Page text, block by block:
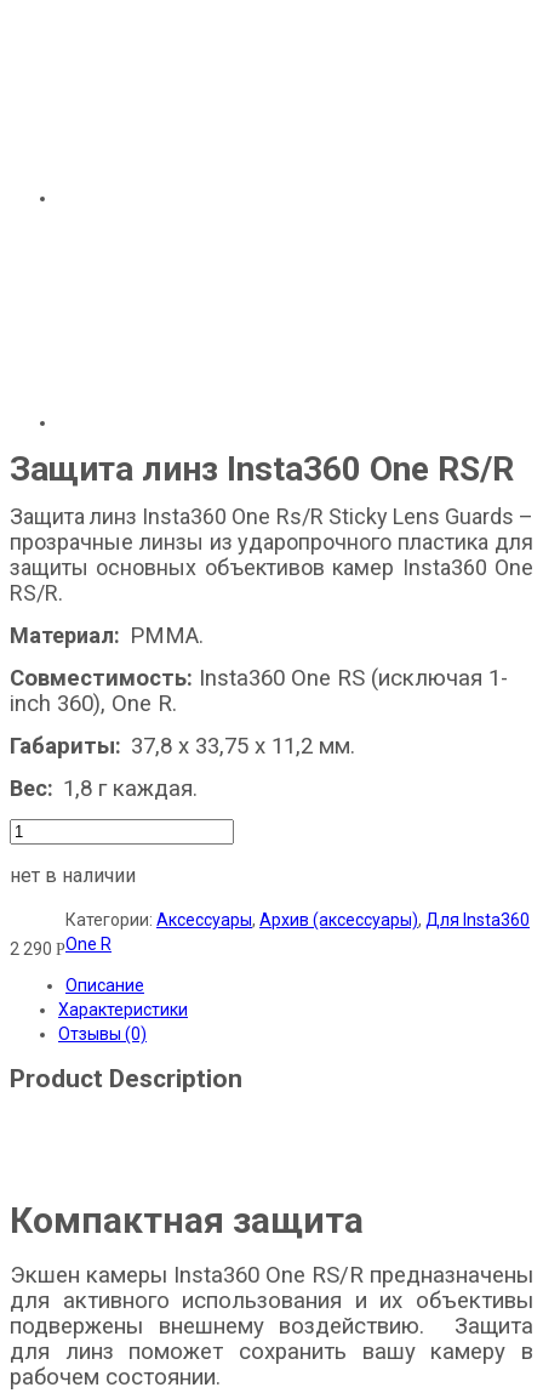
Защита линз Insta360 One RS/R
Защита линз Insta360 One Rs/R Sticky Lens Guards –
прозрачные линзы из ударопрочного пластика для
защиты основных объективов камер Insta360 One
RS/R.
Материал: PMMA.
Совместимость: Insta360 One RS (исключая 1-
inch 360), One R.
Габариты: 37,8 х 33,75 х 11,2 мм.
Вес: 1,8 г каждая.
нет в наличии
2 290 Р
Категории: Аксессуары, Архив (аксессуары), Для Insta360
One R
Описание
Характеристики
Отзывы (0)
Product Description
Компактная защита
Экшен камеры Insta360 One RS/R предназначены
для активного использования и их объективы
подвержены внешнему воздействию. Защита
для линз поможет сохранить вашу камеру в
рабочем состоянии.